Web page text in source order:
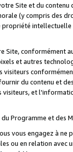
Site et du
(y compris des
propriété
Site, conformément
et autres
visiteurs
du contenu et
visiteurs, et
Programme et des
vous engagez à ne
ou en relation avec